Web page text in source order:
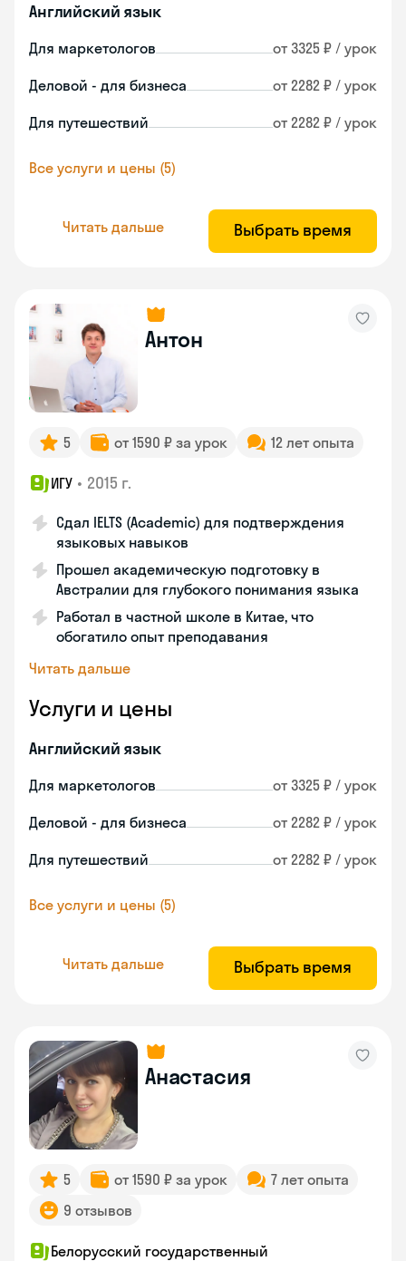
Английский язык
Для маркетологов от 3325 ₽ / урок
Деловой - для бизнеса от 2282 ₽ / урок
Для путешествий от 2282 ₽ / урок
Все услуги и цены (5)
Читать дальше Выбрать время
Антон
5 от 1590 ₽ за урок 12 лет опыта
ИГУ • 2015 г.
Сдал IELTS (Academic) для подтверждения
языковых навыков
Прошел академическую подготовку в
Австралии для глубокого понимания языка
Работал в частной школе в Китае, что
обогатило опыт преподавания
Читать дальше
Услуги и цены
Английский язык
Для маркетологов от 3325 ₽ / урок
Деловой - для бизнеса от 2282 ₽ / урок
Для путешествий от 2282 ₽ / урок
Все услуги и цены (5)
Читать дальше Выбрать время
Анастасия
5 от 1590 ₽ за урок
7 лет опыта
9 отзывов
Белорусский государственный